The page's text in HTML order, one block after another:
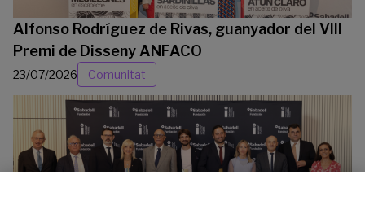
Alfonso Rodríguez de Rivas, guanyador del VIII
Premi de Disseny ANFACO
23/07/2026 Comunitat